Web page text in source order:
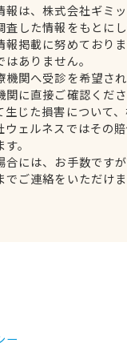
報は、株式会社ギミ
した情報をもとにし
報掲載に努めており
ありません。
機関へ受診を希望さ
に直接ご確認くださ
生じた損害について
ウェルネスではその
。
合には、お手数です
でご連絡をいただけ
ー